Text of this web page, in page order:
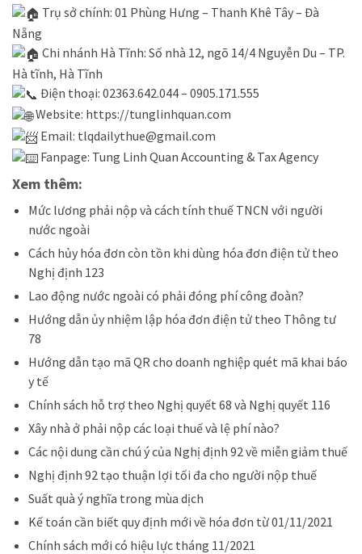
Trụ sở chính: 01 Phùng Hưng – Thanh Khê Tây – Đà
Nẵng
Chi nhánh Hà Tĩnh: Số nhà 12, ngõ 14/4 Nguyễn Du – TP.
Hà tĩnh, Hà Tĩnh
Điện thoại: 02363.642.044 – 0905.171.555
Website: https://tunglinhquan.com
Email: tlqdailythue@gmail.com
Fanpage: Tung Linh Quan Accounting & Tax Agency
Xem thêm:
Mức lương phải nộp và cách tính thuế TNCN với người
nước ngoài
Cách hủy hóa đơn còn tồn khi dùng hóa đơn điện tử theo
Nghị định 123
Lao động nước ngoài có phải đóng phí công đoàn?
Hướng dẫn ủy nhiệm lập hóa đơn điện tử theo Thông tư
78
Hướng dẫn tạo mã QR cho doanh nghiệp quét mã khai báo
y tế
Chính sách hỗ trợ theo Nghị quyết 68 và Nghị quyết 116
Xây nhà ở phải nộp các loại thuế và lệ phí nào?
Các nội dung cần chú ý của Nghị định 92 về miễn giảm thuế
Nghị định 92 tạo thuận lợi tối đa cho người nộp thuế
Suất quà ý nghĩa trong mùa dịch
Kế toán cần biết quy định mới về hóa đơn từ 01/11/2021
Chính sách mới có hiệu lực tháng 11/2021